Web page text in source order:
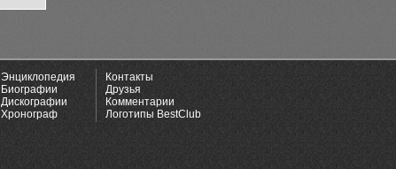
Энциклопедия
Биографии
Дискографии
Хронограф
Контакты
Друзья
Комментарии
Логотипы BestClub